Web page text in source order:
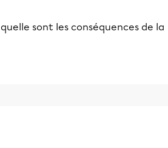
sont les conséquences de la